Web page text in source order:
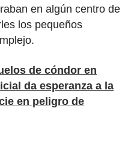
en algún centro de
los pequeños
de cóndor en
da esperanza a la
en peligro de